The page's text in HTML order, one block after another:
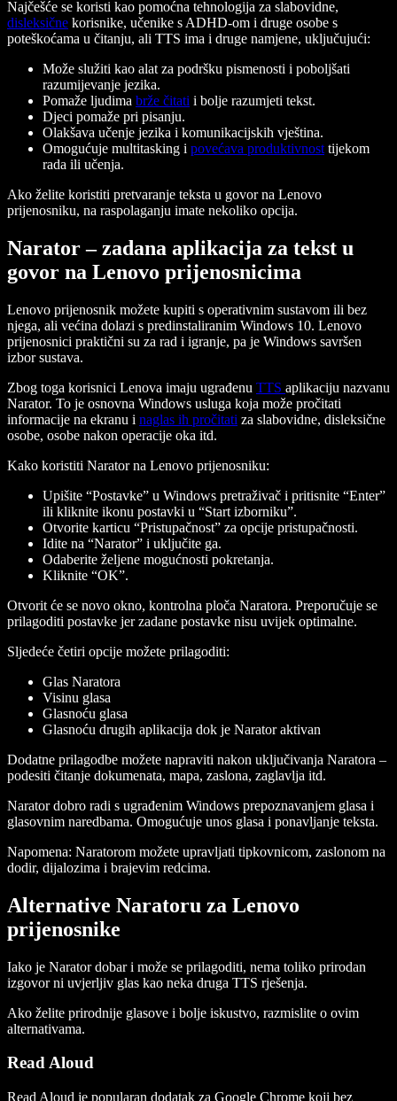
Najčešće se koristi kao pomoćna tehnologija za slabovidne,
disleksične korisnike, učenike s ADHD-om i druge osobe s
poteškoćama u čitanju, ali TTS ima i druge namjene, uključujući:
Može služiti kao alat za podršku pismenosti i poboljšati
razumijevanje jezika.
Pomaže ljudima brže čitati i bolje razumjeti tekst.
Djeci pomaže pri pisanju.
Olakšava učenje jezika i komunikacijskih vještina.
Omogućuje multitasking i povećava produktivnost tijekom
rada ili učenja.
Ako želite koristiti pretvaranje teksta u govor na Lenovo
prijenosniku, na raspolaganju imate nekoliko opcija.
Narator – zadana aplikacija za tekst u
govor na Lenovo prijenosnicima
Lenovo prijenosnik možete kupiti s operativnim sustavom ili bez
njega, ali većina dolazi s predinstaliranim Windows 10. Lenovo
prijenosnici praktični su za rad i igranje, pa je Windows savršen
izbor sustava.
Zbog toga korisnici Lenova imaju ugrađenu TTS aplikaciju nazvanu
Narator. To je osnovna Windows usluga koja može pročitati
informacije na ekranu i naglas ih pročitati za slabovidne, disleksične
osobe, osobe nakon operacije oka itd.
Kako koristiti Narator na Lenovo prijenosniku:
Upišite “Postavke” u Windows pretraživač i pritisnite “Enter”
ili kliknite ikonu postavki u “Start izborniku”.
Otvorite karticu “Pristupačnost” za opcije pristupačnosti.
Idite na “Narator” i uključite ga.
Odaberite željene mogućnosti pokretanja.
Kliknite “OK”.
Otvorit će se novo okno, kontrolna ploča Naratora. Preporučuje se
prilagoditi postavke jer zadane postavke nisu uvijek optimalne.
Sljedeće četiri opcije možete prilagoditi:
Glas Naratora
Visinu glasa
Glasnoću glasa
Glasnoću drugih aplikacija dok je Narator aktivan
Dodatne prilagodbe možete napraviti nakon uključivanja Naratora –
podesiti čitanje dokumenata, mapa, zaslona, zaglavlja itd.
Narator dobro radi s ugrađenim Windows prepoznavanjem glasa i
glasovnim naredbama. Omogućuje unos glasa i ponavljanje teksta.
Napomena: Naratorom možete upravljati tipkovnicom, zaslonom na
dodir, dijalozima i brajevim redcima.
Alternative Naratoru za Lenovo
prijenosnike
Iako je Narator dobar i može se prilagoditi, nema toliko prirodan
izgovor ni uvjerljiv glas kao neka druga TTS rješenja.
Ako želite prirodnije glasove i bolje iskustvo, razmislite o ovim
alternativama.
Read Aloud
Read Aloud je popularan dodatak za Google Chrome koji bez